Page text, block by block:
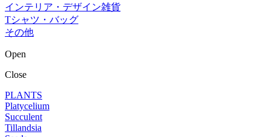
インテリア・デザイン雑貨
Tシャツ・バッグ
その他
Open
Close
PLANTS
Platycelium
Succulent
Tillandsia